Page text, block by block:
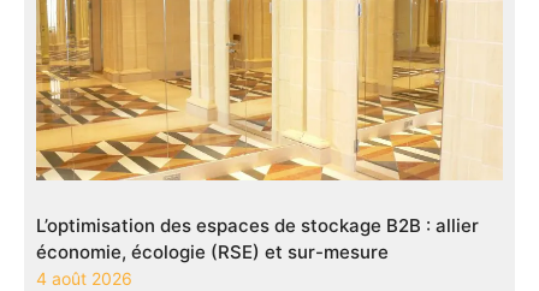
L’optimisation des espaces de stockage B2B : allier
économie, écologie (RSE) et sur-mesure
4 août 2026